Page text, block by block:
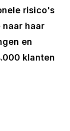
risico's
haar
en
klanten